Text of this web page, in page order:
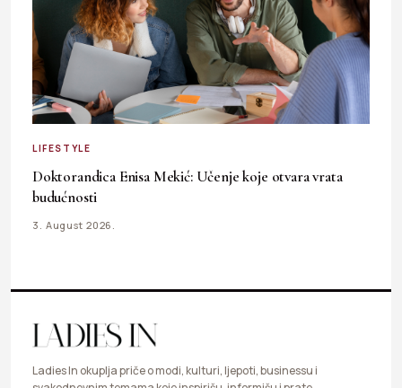
LIFESTYLE
Doktorandica Enisa Mekić: Učenje koje otvara vrata
budućnosti
3. August 2026.
Ladies In okuplja priče o modi, kulturi, ljepoti, businessu i